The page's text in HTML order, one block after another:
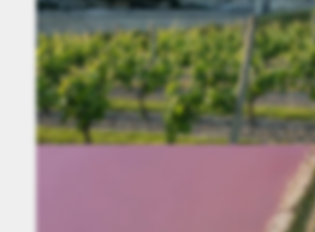
Centre-Val de Loire